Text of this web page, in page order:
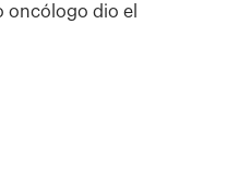
oncólogo dio el